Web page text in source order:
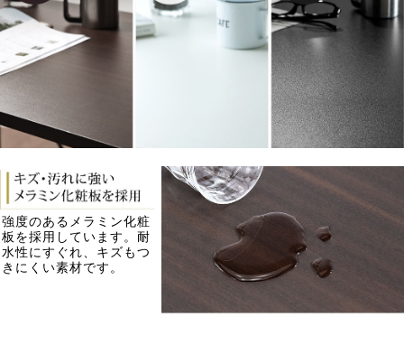
強度のあるメラミン化粧
板を採用しています。耐
水性にすぐれ、キズもつ
きにくい素材です。